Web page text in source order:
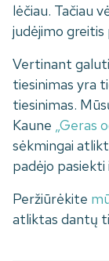
lėčiau. Tačiau
judėjimo greitis
Vertinant
tiesinimas yra
tiesinimas.
Kaune „Geras
sėkmingai
padėjo pasiekti
Peržiūrėkite
atliktas dantų